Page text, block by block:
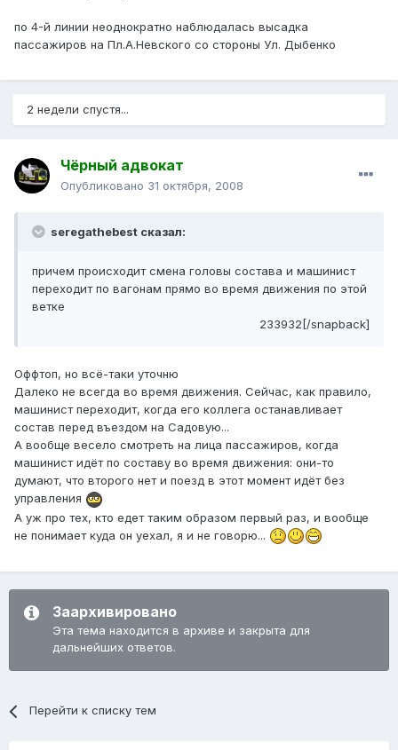
по 4-й линии неоднократно наблюдалась высадка
пассажиров на Пл.А.Невского со стороны Ул. Дыбенко
2 недели спустя...
Чёрный адвокат
Опубликовано 31 октября, 2008
seregathebest сказал:
причем происходит смена головы состава и машинист
переходит по вагонам прямо во время движения по этой
ветке
233932[/snapback]
Оффтоп, но всё-таки уточню
Далеко не всегда во время движения. Сейчас, как правило,
машинист переходит, когда его коллега останавливает
состав перед въездом на Садовую...
А вообще весело смотреть на лица пассажиров, когда
машинист идёт по составу во время движения: они-то
думают, что второго нет и поезд в этот момент идёт без
управления
А уж про тех, кто едет таким образом первый раз, и вообще
не понимает куда он уехал, я и не говорю...
Заархивировано
Эта тема находится в архиве и закрыта для
дальнейших ответов.
Перейти к списку тем